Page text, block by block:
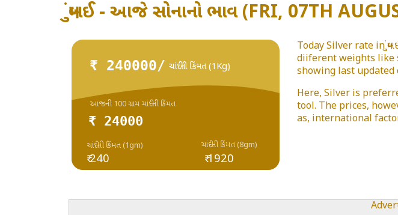
મુંબઈ - આજે સોનાનો ભાવ (FRI, 07TH
₹ 240000/ ચાંદીની કિંમત (1Kg)
₹ 24000
₹ 240
ચાંદીની કિંમત (1gm) ચાંદીની કિંમત (8gm)
આજની 100 ગ્રામ ચાંદીની કિંમત
₹ 1920
Today Silver rate in
diiferent weights like
showing last updated
Here, Silver is
tool. The prices,
as, international